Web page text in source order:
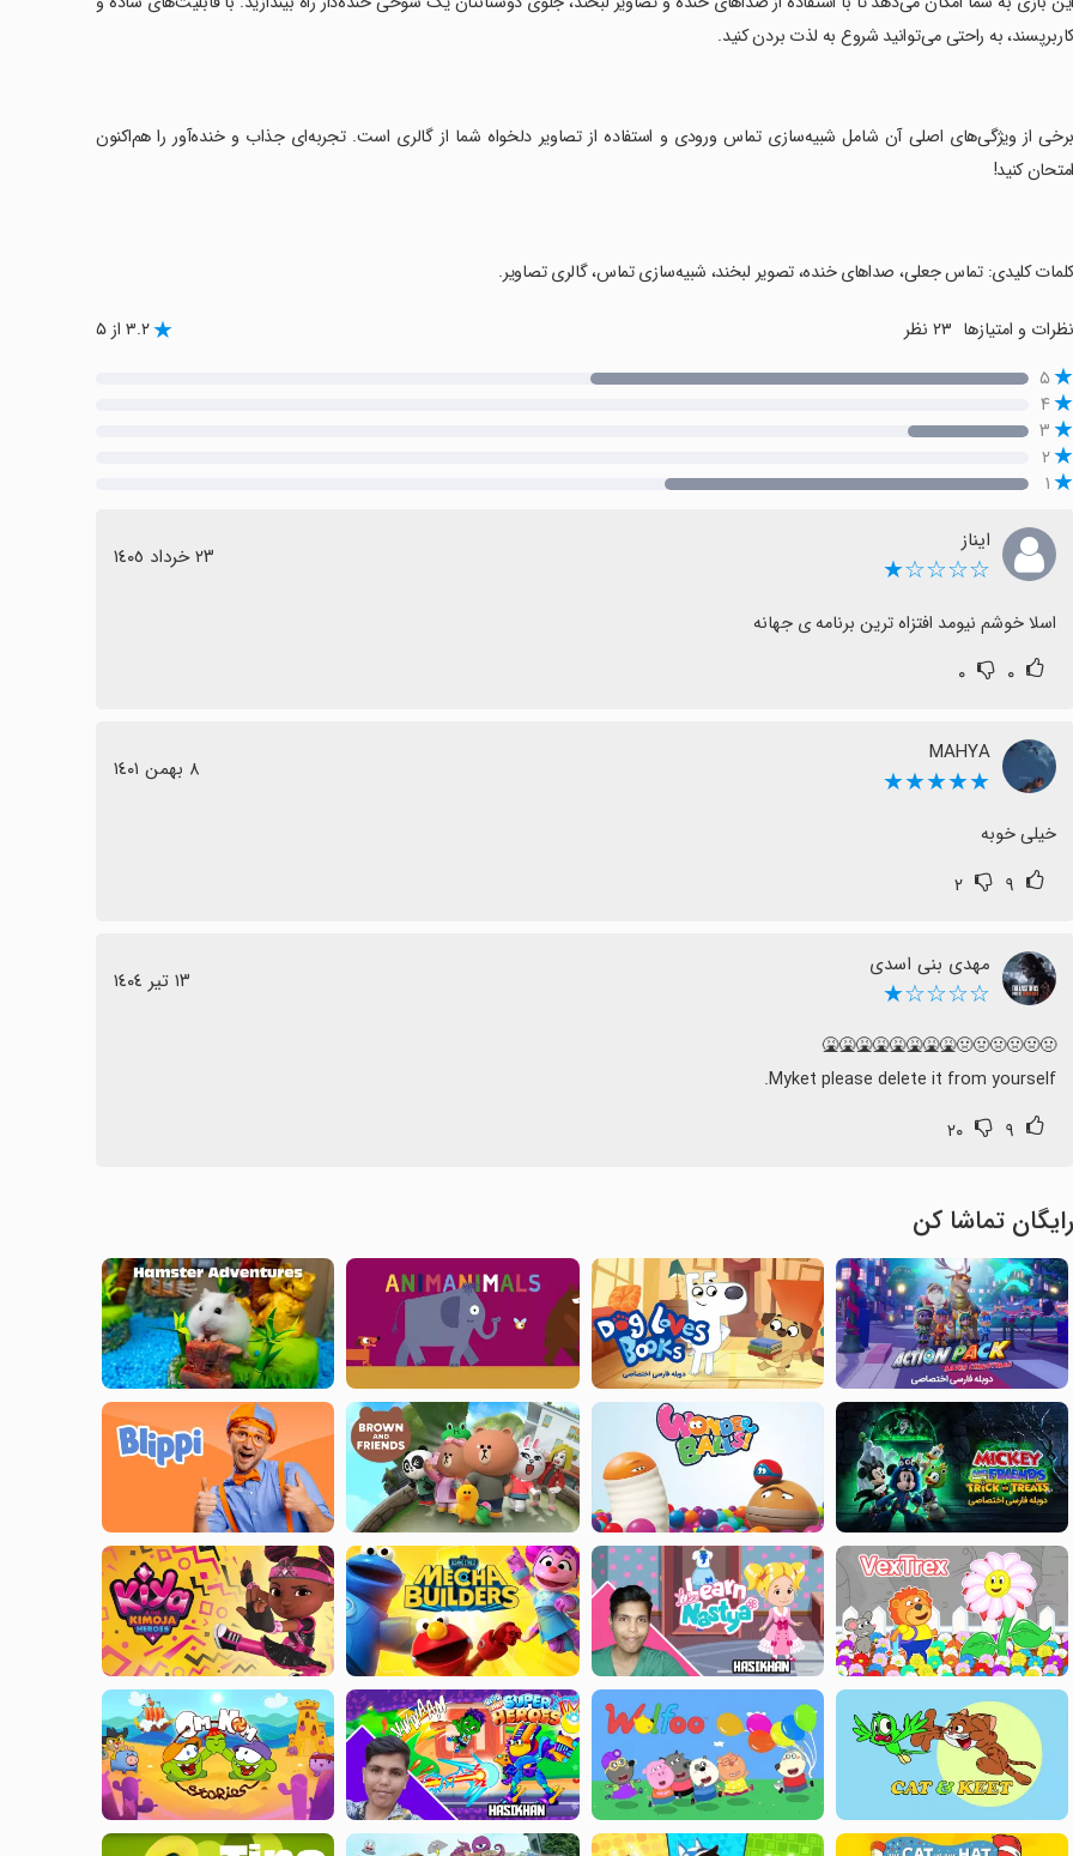
کاربرپسند، به راحتی می‌توانید شروع به لذت بردن کنید.
‏برخی از ویژگی‌های اصلی آن شامل شبیه‌سازی تماس ورودی و استفاده از تصاویر دلخواه شما از گالری است. تجربه‌ای جذاب و خنده‌آور را هم‌اکنون
امتحان کنید!
‏کلمات کلیدی: تماس جعلی، صداهای خنده، تصویر لبخند، شبیه‌سازی تماس، گالری تصاویر.
نظرات و امتیازها ۳.۲ از ۵
۵
۴
۳
۲
۱
ایناز
☆☆☆☆★ ٢٣ خرداد ١٤٠٥
اسلا خوشم نیومد افتزاه ترین برنامه ی جهانه
۰ ۰
MAHYA
★★★★★ ٨ بهمن ١٤٠١
خیلی خوبه
۹ ۲
مهدی بنی اسدی
☆☆☆☆★ ١٣ تیر ١٤٠٤
Myket please delete it from yourself.
۹ ۲۰
رایگان تماشا کن